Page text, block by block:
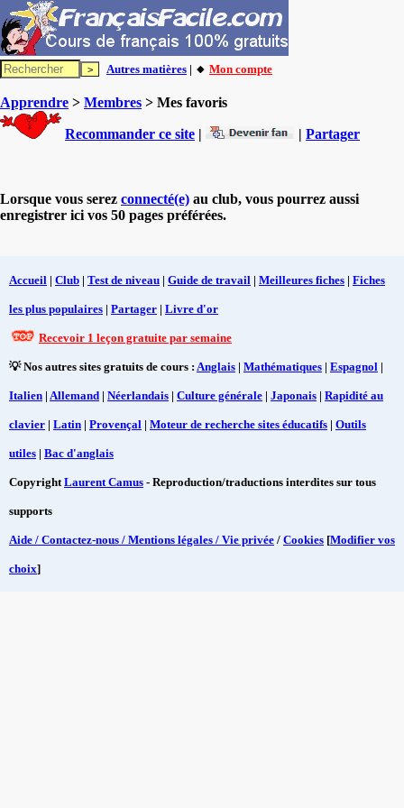
Autres matières | 🔸 Mon compte
Apprendre > Membres > Mes favoris
Recommander ce site | | Partager
Lorsque vous serez connecté(e) au club, vous pourrez aussi
enregistrer ici vos 50 pages préférées.
Accueil | Club | Test de niveau | Guide de travail | Meilleures fiches | Fiches
les plus populaires | Partager | Livre d'or
Recevoir 1 leçon gratuite par semaine
💡 Nos autres sites gratuits de cours : Anglais | Mathématiques | Espagnol |
Italien | Allemand | Néerlandais | Culture générale | Japonais | Rapidité au
clavier | Latin | Provençal | Moteur de recherche sites éducatifs | Outils
utiles | Bac d'anglais
CopyrightLaurent Camus - Reproduction/traductions interdites sur tous
supports
Aide / Contactez-nous / Mentions légales / Vie privée / Cookies [Modifier vos
choix]